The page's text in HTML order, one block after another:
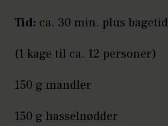
Tid: ca. 30 min. plus bagetid
(1 kage til ca. 12 personer)
150 g mandler
150 g hasselnødder